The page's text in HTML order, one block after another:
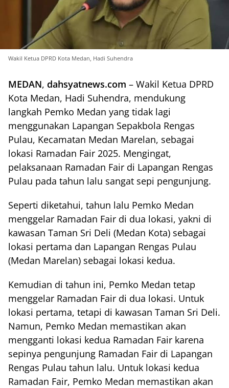
Wakil Ketua DPRD Kota Medan, Hadi Suhendra
MEDAN, dahsyatnews.com – Wakil Ketua DPRD
Kota Medan, Hadi Suhendra, mendukung
langkah Pemko Medan yang tidak lagi
menggunakan Lapangan Sepakbola Rengas
Pulau, Kecamatan Medan Marelan, sebagai
lokasi Ramadan Fair 2025. Mengingat,
pelaksanaan Ramadan Fair di Lapangan Rengas
Pulau pada tahun lalu sangat sepi pengunjung.
Seperti diketahui, tahun lalu Pemko Medan
menggelar Ramadan Fair di dua lokasi, yakni di
kawasan Taman Sri Deli (Medan Kota) sebagai
lokasi pertama dan Lapangan Rengas Pulau
(Medan Marelan) sebagai lokasi kedua.
Kemudian di tahun ini, Pemko Medan tetap
menggelar Ramadan Fair di dua lokasi. Untuk
lokasi pertama, tetapi di kawasan Taman Sri Deli.
Namun, Pemko Medan memastikan akan
mengganti lokasi kedua Ramadan Fair karena
sepinya pengunjung Ramadan Fair di Lapangan
Rengas Pulau tahun lalu. Untuk lokasi kedua
Ramadan Fair, Pemko Medan memastikan akan